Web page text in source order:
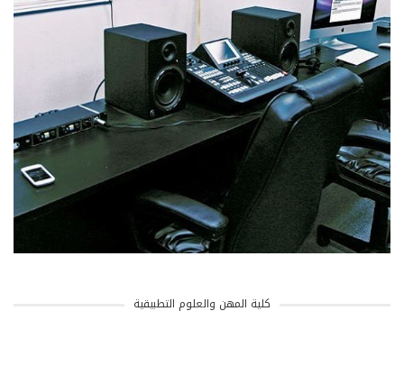
كلية المهن والعلوم التطبيقية